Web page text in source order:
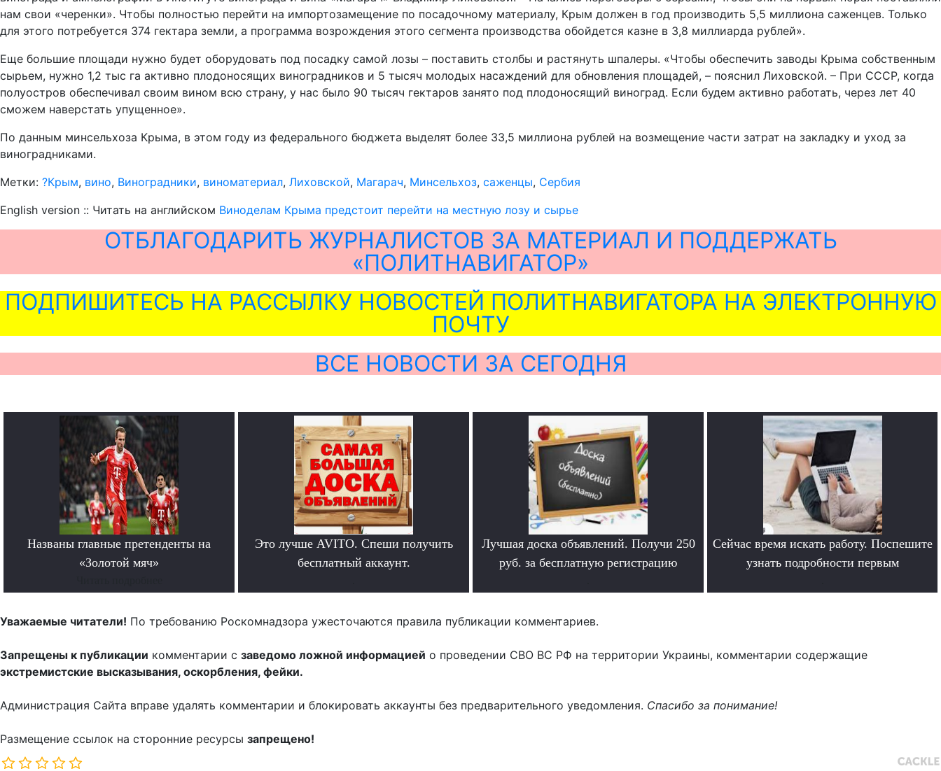
нам свои «черенки». Чтобы полностью перейти на импортозамещение по посадочному материалу, Крым должен в год производить 5,5 миллиона саженцев. Только
для этого потребуется 374 гектара земли, а программа возрождения этого сегмента производства обойдется казне в 3,8 миллиарда рублей».
Еще большие площади нужно будет оборудовать под посадку самой лозы – поставить столбы и растянуть шпалеры. «Чтобы обеспечить заводы Крыма собственным
сырьем, нужно 1,2 тыс га активно плодоносящих виноградников и 5 тысяч молодых насаждений для обновления площадей, – пояснил Лиховской. – При СССР, когда
полуостров обеспечивал своим вином всю страну, у нас было 90 тысяч гектаров занято под плодоносящий виноград. Если будем активно работать, через лет 40
сможем наверстать упущенное».
По данным минсельхоза Крыма, в этом году из федерального бюджета выделят более 33,5 миллиона рублей на возмещение части затрат на закладку и уход за
виноградниками.
Метки: ?Крым, вино, Виноградники, виноматериал, Лиховской, Магарач, Минсельхоз, саженцы, Сербия
English version :: Читать на английском Виноделам Крыма предстоит перейти на местную лозу и сырье
ОТБЛАГОДАРИТЬ ЖУРНАЛИСТОВ ЗА МАТЕРИАЛ И ПОДДЕРЖАТЬ
«ПОЛИТНАВИГАТОР»
ПОДПИШИТЕСЬ НА РАССЫЛКУ НОВОСТЕЙ ПОЛИТНАВИГАТОРА НА ЭЛЕКТРОННУЮ
ПОЧТУ
ВСЕ НОВОСТИ ЗА СЕГОДНЯ
Названы главные претенденты на
«Золотой мяч»
Это лучше AVITO. Спеши получить
бесплатный аккаунт.
Лучшая доска объявлений. Получи 250
руб. за бесплатную регистрацию
Сейчас время искать работу. Поспешите
узнать подробности первым
Уважаемые читатели! По требованию Роскомнадзора ужесточаются правила публикации комментариев.
Запрещены к публикации комментарии с заведомо ложной информацией о проведении СВО ВС РФ на территории Украины, комментарии содержащие
экстремистские высказывания, оскорбления, фейки.
Администрация Сайта вправе удалять комментарии и блокировать аккаунты без предварительного уведомления. Спасибо за понимание!
Размещение ссылок на сторонние ресурсы запрещено!